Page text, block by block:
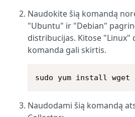
Naudokite šią komandą
"Ubuntu" ir "Debian"
distribucijas. Kitose
komanda gali skirtis.
sudo yum install wget
Naudodami šią komandą